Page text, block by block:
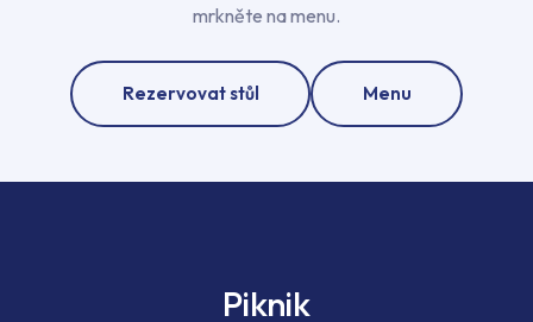
mrkněte na menu.
Rezervovat stůl Menu
Piknik